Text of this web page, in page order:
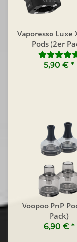
Vaporesso Luxe
Pods (2er
5,90 € *
Voopoo PnP
Pack)
6,90 € *